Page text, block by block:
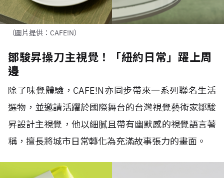
（圖片提供：CAFE!N）
鄒駿昇操刀主視覺！「紐約日常」躍上周
邊
除了味覺體驗， CAFE!N亦同步帶來一系列聯名⽣活
選物，並邀請活躍於國際舞台的台灣視覺藝術家鄒駿
昇設計主視覺，他以細膩且帶有幽默感的視覺語言著
稱，擅長將城市日常轉化為充滿故事張力的畫面。